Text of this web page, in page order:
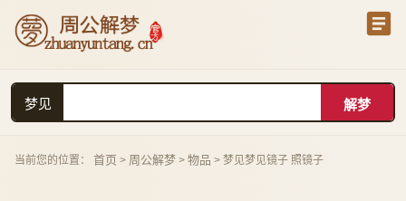
梦见
当前您的位置： 首页 > 周公解梦 > 物品 > 梦见梦见镜子 照镜子